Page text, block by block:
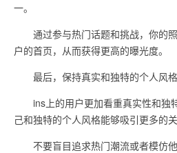
一。
通过参与热门话题和挑战，你的照
户的首页，从而获得更高的曝光度。
最后，保持真实和独特的个人风格
ins上的用户更加看重真实性和独
己和独特的个人风格能够吸引更多的关
不要盲目追求热门潮流或者模仿他